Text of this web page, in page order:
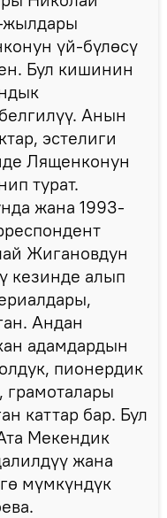
жылдары
үй-бүлөсү
Бул кишинин
Анын
эстелиги
Лященконун
турат.
жана 1993-
Жигановдун
кезинде алып
Андан
адамдардын
пионердик
грамоталары
каттар бар. Бул
Мекендик
жана
мүмкүндүк